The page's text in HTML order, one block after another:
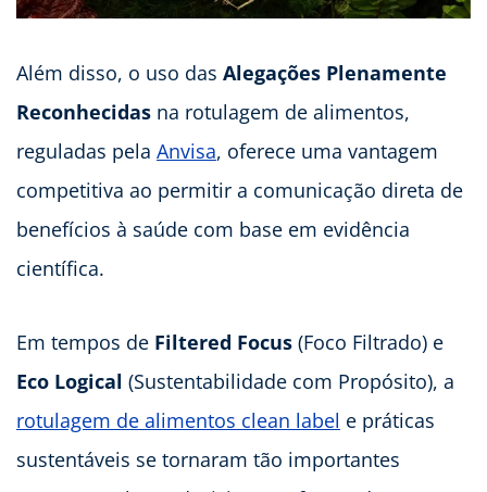
Além disso, o uso das Alegações Plenamente
Reconhecidas na rotulagem de alimentos,
reguladas pela Anvisa, oferece uma vantagem
competitiva ao permitir a comunicação direta de
benefícios à saúde com base em evidência
científica.
Em tempos de Filtered Focus (Foco Filtrado) e
Eco Logical (Sustentabilidade com Propósito), a
rotulagem de alimentos clean label e práticas
sustentáveis se tornaram tão importantes